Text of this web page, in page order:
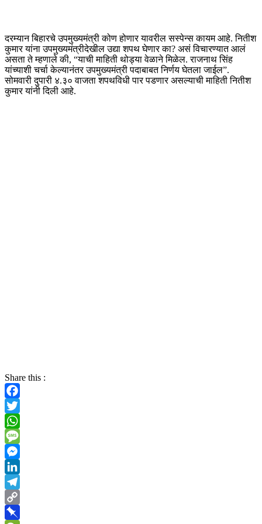
दरम्यान बिहारचे उपमुख्यमंत्री कोण होणार यावरील सस्पेन्स कायम आहे. नितीश
कुमार यांना उपमुख्यमंत्रीदेखील उद्या शपथ घेणार का? असं विचारण्यात आलं
असता ते म्हणाले की, “याची माहिती थोड्या वेळाने मिळेल. राजनाथ सिंह
यांच्याशी चर्चा केल्यानंतर उपमुख्यमंत्री पदाबाबत निर्णय घेतला जाईल”.
सोमवारी दुपारी ४.३० वाजता शपथविधी पार पडणार असल्याची माहिती नितीश
कुमार यांनी दिली आहे.
Share this :
Facebook
Twitter
WhatsApp
Message
Messenger
LinkedIn
Telegram
Copy